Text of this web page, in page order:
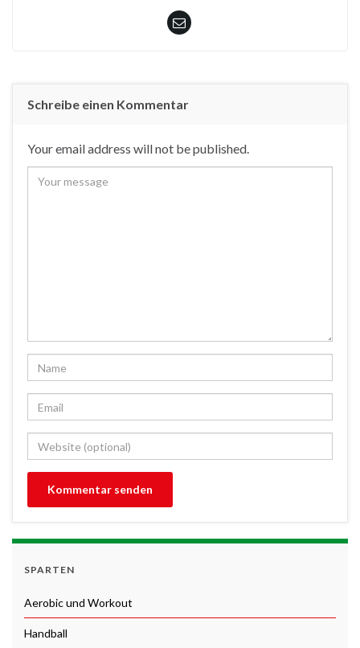
Schreibe einen Kommentar
Your email address will not be published.
SPARTEN
Aerobic und Workout
Handball